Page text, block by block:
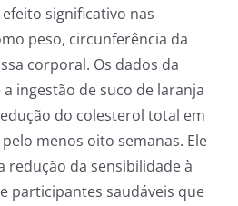
significativo nas
peso, circunferência da
corporal. Os dados da
ingestão de suco de laranja
do colesterol total em
menos oito semanas. Ele
da sensibilidade à
participantes saudáveis ​que